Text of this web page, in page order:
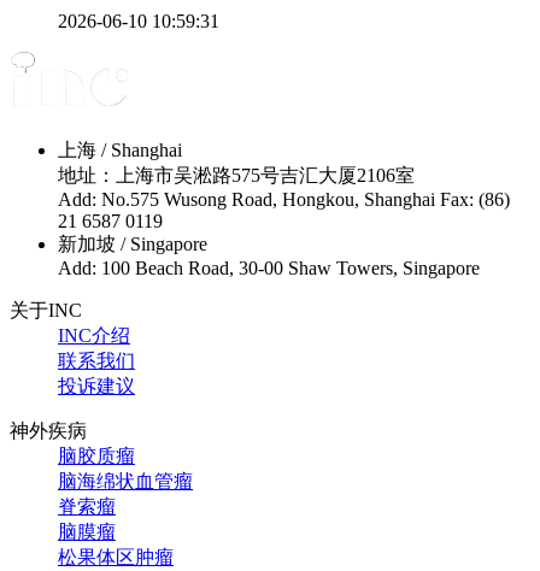
2026-06-10 10:59:31
上海 / Shanghai
地址：上海市吴淞路575号吉汇大厦2106室
Add: No.575 Wusong Road, Hongkou, Shanghai Fax: (86)
21 6587 0119
新加坡 / Singapore
Add: 100 Beach Road, 30-00 Shaw Towers, Singapore
关于INC
INC介绍
联系我们
投诉建议
神外疾病
脑胶质瘤
脑海绵状血管瘤
脊索瘤
脑膜瘤
松果体区肿瘤